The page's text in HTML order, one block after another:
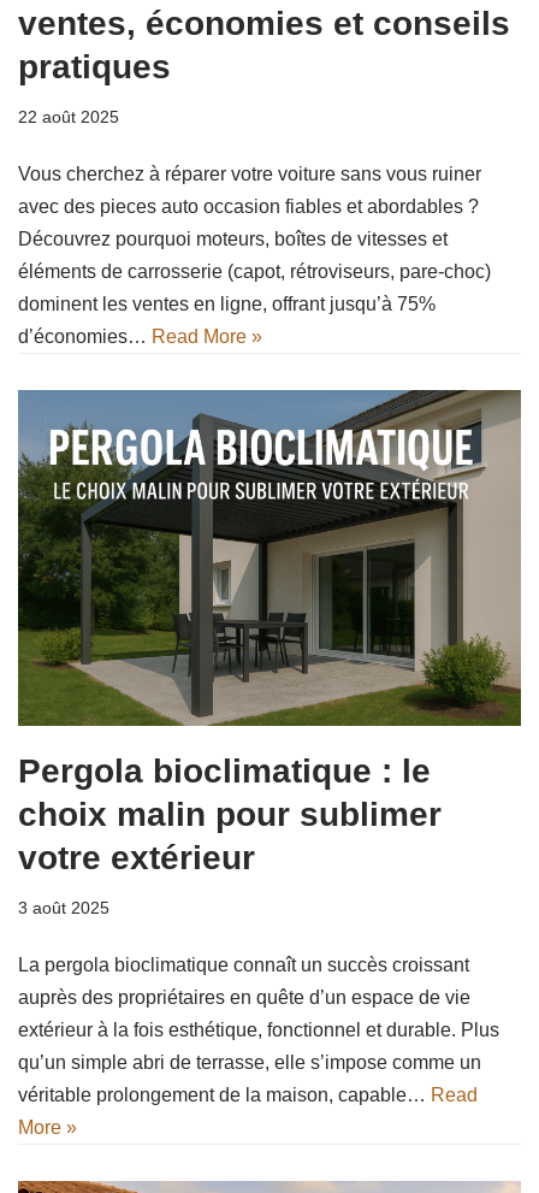
ventes, économies et conseils
pratiques
22 août 2025
Vous cherchez à réparer votre voiture sans vous ruiner
avec des pieces auto occasion fiables et abordables ?
Découvrez pourquoi moteurs, boîtes de vitesses et
éléments de carrosserie (capot, rétroviseurs, pare-choc)
dominent les ventes en ligne, offrant jusqu’à 75%
d’économies… Read More »
Pergola bioclimatique : le
choix malin pour sublimer
votre extérieur
3 août 2025
La pergola bioclimatique connaît un succès croissant
auprès des propriétaires en quête d’un espace de vie
extérieur à la fois esthétique, fonctionnel et durable. Plus
qu’un simple abri de terrasse, elle s’impose comme un
véritable prolongement de la maison, capable… Read
More »